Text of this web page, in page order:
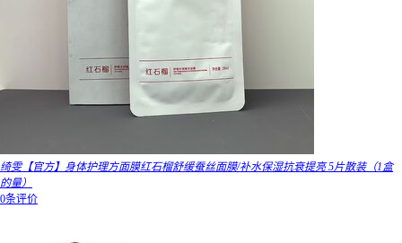
绮雯【官方】身体护理方面膜红石榴舒缓蚕丝面膜/补水保湿抗衰提亮 5片散装（1盒
的量）
0条评价